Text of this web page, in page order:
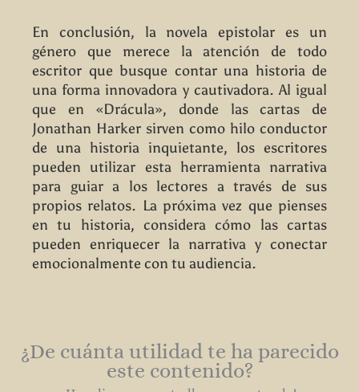
En conclusión, la novela epistolar es un
género que merece la atención de todo
escritor que busque contar una historia de
una forma innovadora y cautivadora. Al igual
que en «Drácula», donde las cartas de
Jonathan Harker sirven como hilo conductor
de una historia inquietante, los escritores
pueden utilizar esta herramienta narrativa
para guiar a los lectores a través de sus
propios relatos. La próxima vez que pienses
en tu historia, considera cómo las cartas
pueden enriquecer la narrativa y conectar
emocionalmente con tu audiencia.
¿De cuánta utilidad te ha parecido
este contenido?